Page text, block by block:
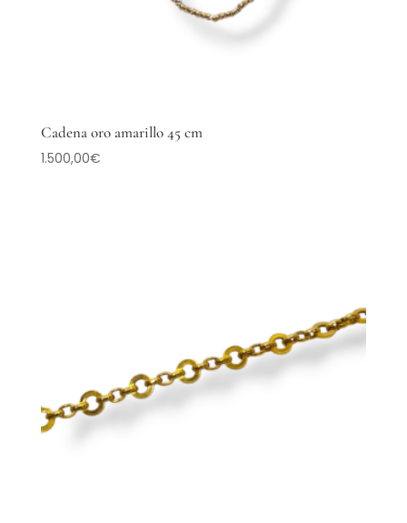
Cadena oro amarillo 45 cm
1.500,00€